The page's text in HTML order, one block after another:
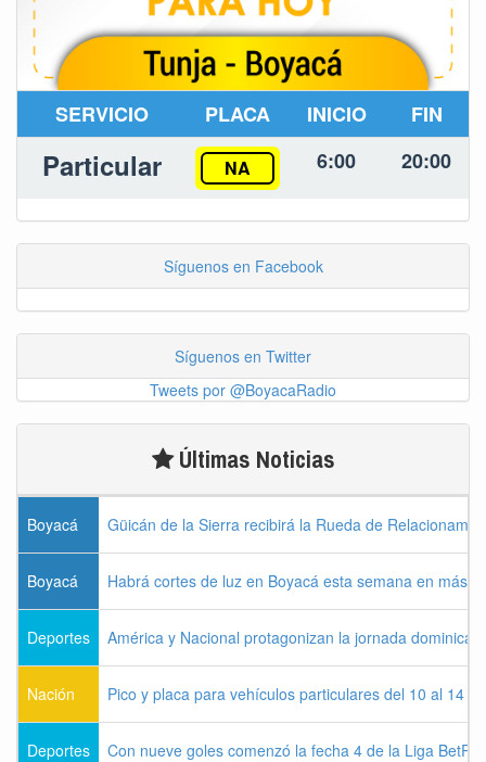
SERVICIO PLACA INICIO FIN
Particular NA 6:00 20:00
Síguenos en Facebook
Síguenos en Twitter
Tweets por @BoyacaRadio
Últimas Noticias
Boyacá Güicán de la Sierra recibirá la Rueda de
Boyacá Habrá cortes de luz en Boyacá esta semana en más
Deportes América y Nacional protagonizan la jornada dominical
Nación Pico y placa para vehículos particulares del 10 al 14
Deportes Con nueve goles comenzó la fecha 4 de la Liga